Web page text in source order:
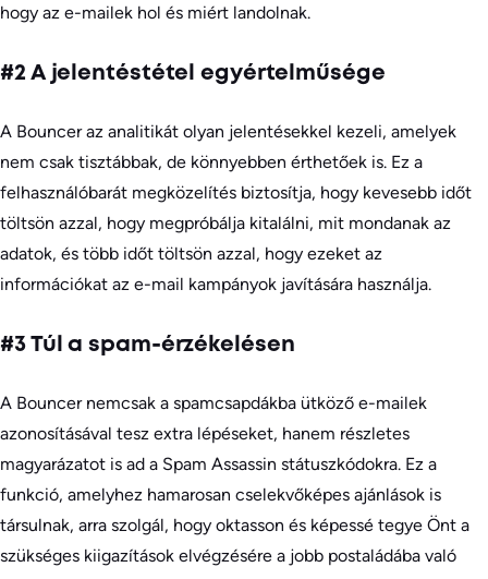
hogy az e-mailek hol és miért landolnak.
#2 A jelentéstétel egyértelműsége
A Bouncer az analitikát olyan jelentésekkel kezeli, amelyek
nem csak tisztábbak, de könnyebben érthetőek is. Ez a
felhasználóbarát megközelítés biztosítja, hogy kevesebb időt
töltsön azzal, hogy megpróbálja kitalálni, mit mondanak az
adatok, és több időt töltsön azzal, hogy ezeket az
információkat az e-mail kampányok javítására használja.
#3 Túl a spam-érzékelésen
A Bouncer nemcsak a spamcsapdákba ütköző e-mailek
azonosításával tesz extra lépéseket, hanem részletes
magyarázatot is ad a Spam Assassin státuszkódokra. Ez a
funkció, amelyhez hamarosan cselekvőképes ajánlások is
társulnak, arra szolgál, hogy oktasson és képessé tegye Önt a
szükséges kiigazítások elvégzésére a jobb postaládába való